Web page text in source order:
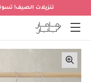
تنزيلات الصيف!